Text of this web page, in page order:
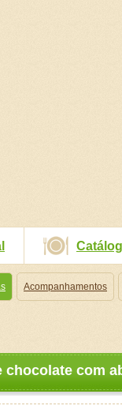
Acompanhamentos
chocolate com